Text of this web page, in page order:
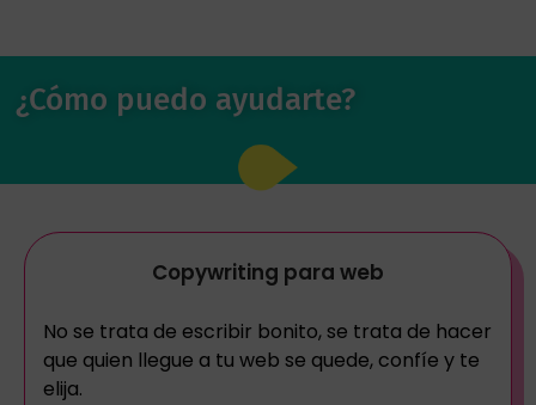
¿Cómo puedo ayudarte?
Copywriting para web
No se trata de escribir bonito, se trata de hacer
que quien llegue a tu web se quede, confíe y te
elija.